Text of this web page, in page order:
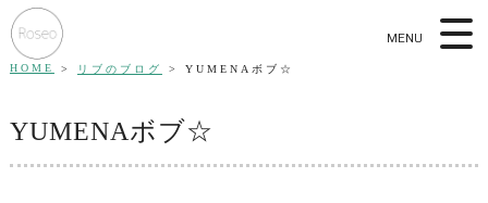
MENU
HOME リブのブログ YUMENAボブ☆
YUMENAボブ☆